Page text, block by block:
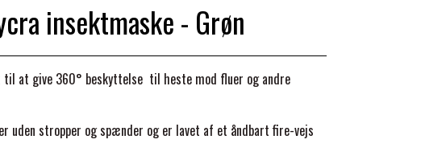
insektmaske - Grøn
til at give 360° beskyttelse til heste mod fluer og andre
uden stropper og spænder og er lavet af et åndbart fire-vejs